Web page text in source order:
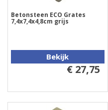
Betonsteen ECO Grates
7,4x7,4x4,8cm grijs
Bekijk
€ 27,75